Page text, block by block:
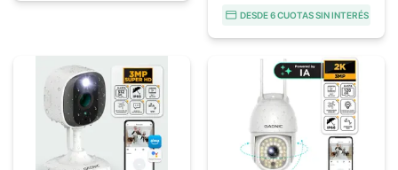
DESDE 6 CUOTAS SIN INTERÉS